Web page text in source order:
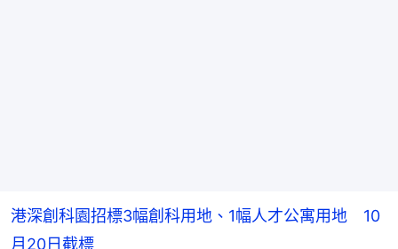
港深創科園招標3幅創科用地、1幅人才公寓用地 10
月20日截標